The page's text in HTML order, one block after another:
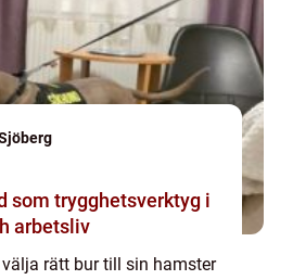
som trygghetsverktyg i
arbetsliv
rätt bur till sin hamster